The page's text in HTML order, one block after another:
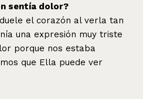
sentía dolor?
el corazón al verla tan
una expresión muy triste
porque nos estaba
que Ella puede ver